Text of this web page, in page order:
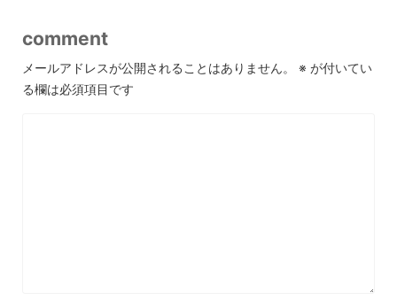
comment
メールアドレスが公開されることはありません。 ※ が付いてい
る欄は必須項目です